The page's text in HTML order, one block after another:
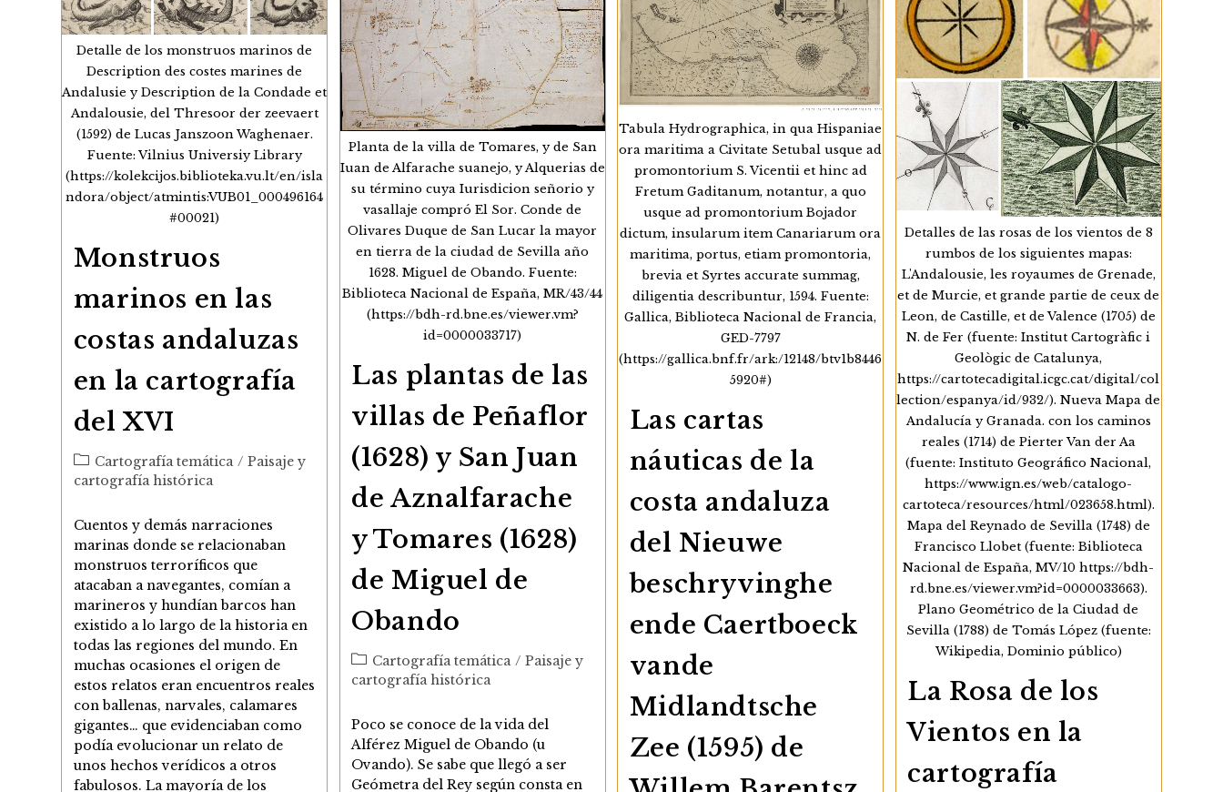
Detalle de los monstruos marinos de
Description des costes marines de
Andalusie y Description de la Condade et
Andalousie, del Thresoor der zeevaert
(1592) de Lucas Janszoon Waghenaer.
Fuente: Vilnius Universiy Library
(https://kolekcijos.biblioteka.vu.lt/en/isla
ndora/object/atmintis:VUB01_000496164
#00021)
Monstruos
marinos en las
costas andaluzas
en la cartografía
del XVI
Categoría
de
entrada:
Cartografía temática / Paisaje y
cartografía histórica
Cuentos y demás narraciones
marinas donde se relacionaban
monstruos terroríficos que
atacaban a navegantes, comían a
marineros y hundían barcos han
existido a lo largo de la historia en
todas las regiones del mundo. En
muchas ocasiones el origen de
estos relatos eran encuentros reales
con ballenas, narvales, calamares
gigantes… que evidenciaban como
podía evolucionar un relato de
unos hechos verídicos a otros
fabulosos. La mayoría de los
Planta de la villa de Tomares, y de San
Iuan de Alfarache suanejo, y Alquerias de
su término cuya Iurisdicion señorio y
vasallaje compró El Sor. Conde de
Olivares Duque de San Lucar la mayor
en tierra de la ciudad de Sevilla año
1628. Miguel de Obando. Fuente:
Biblioteca Nacional de España, MR/43/44
(https://bdh-rd.bne.es/viewer.vm?
id=0000033717)
Las plantas de las
villas de Peñaflor
(1628) y San Juan
de Aznalfarache
y Tomares (1628)
de Miguel de
Obando
Categoría
de
entrada:
Cartografía temática / Paisaje y
cartografía histórica
Poco se conoce de la vida del
Alférez Miguel de Obando (u
Ovando). Se sabe que llegó a ser
Geómetra del Rey según consta en
Tabula Hydrographica, in qua Hispaniae
ora maritima a Civitate Setubal usque ad
promontorium S. Vicentii et hinc ad
Fretum Gaditanum, notantur, a quo
usque ad promontorium Bojador
dictum, insularum item Canariarum ora
maritima, portus, etiam promontoria,
brevia et Syrtes accurate summag,
diligentia describuntur, 1594. Fuente:
Gallica, Biblioteca Nacional de Francia,
GED-7797
(https://gallica.bnf.fr/ark:/12148/btv1b8446
5920#)
Las cartas
náuticas de la
costa andaluza
del Nieuwe
beschryvinghe
ende Caertboeck
vande
Midlandtsche
Zee (1595) de
Detalles de las rosas de los vientos de 8
rumbos de los siguientes mapas:
L'Andalousie, les royaumes de Grenade,
et de Murcie, et grande partie de ceux de
Leon, de Castille, et de Valence (1705) de
N. de Fer (fuente: Institut Cartogràfic i
Geològic de Catalunya,
https://cartotecadigital.icgc.cat/digital/col
lection/espanya/id/932/). Nueva Mapa de
Andalucía y Granada. con los caminos
reales (1714) de Pierter Van der Aa
(fuente: Instituto Geográfico Nacional,
https://www.ign.es/web/catalogo-
cartoteca/resources/html/023658.html).
Mapa del Reynado de Sevilla (1748) de
Francisco Llobet (fuente: Biblioteca
Nacional de España, MV/10 https://bdh-
rd.bne.es/viewer.vm?id=0000033663).
Plano Geométrico de la Ciudad de
Sevilla (1788) de Tomás López (fuente:
Wikipedia, Dominio público)
La Rosa de los
Vientos en la
cartografía